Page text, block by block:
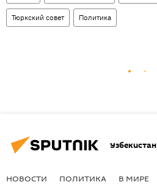
Тюркский совет Политика
Узбекистан
НОВОСТИ ПОЛИТИКА В МИРЕ